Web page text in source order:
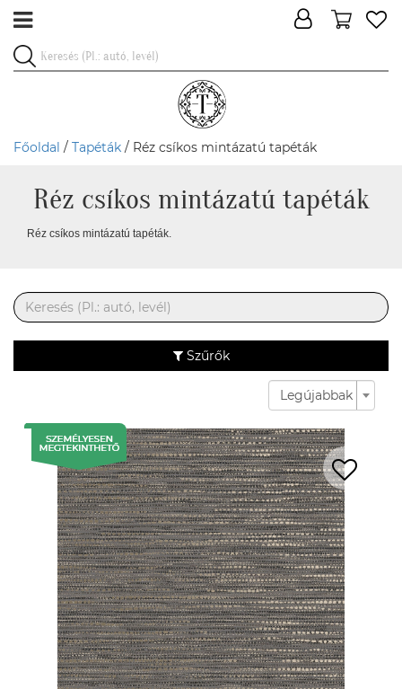
Főoldal / Tapéták / Réz csíkos mintázatú tapéták
Réz csíkos mintázatú tapéták
Réz csíkos mintázatú tapéták.
Szűrők
Legújabbak